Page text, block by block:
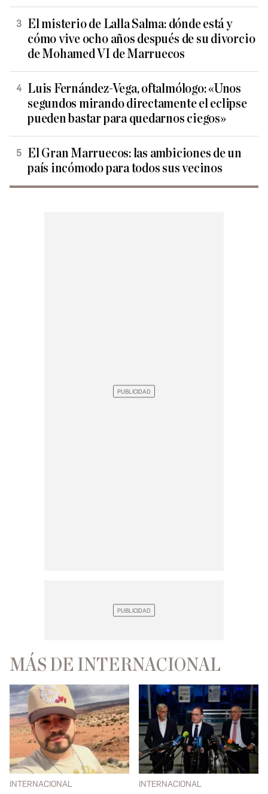
El misterio de Lalla Salma: dónde está y
cómo vive ocho años después de su divorcio
de Mohamed VI de Marruecos
Luis Fernández-Vega, oftalmólogo: «Unos
segundos mirando directamente el eclipse
pueden bastar para quedarnos ciegos»
El Gran Marruecos: las ambiciones de un
país incómodo para todos sus vecinos
MÁS DE INTERNACIONAL
INTERNACIONAL INTERNACIONAL